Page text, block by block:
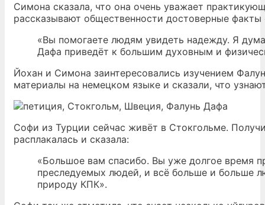
Симона сказала, что она очень уважает
рассказывают общественности достоверные
«Вы помогаете людям увидеть надежду. Я
Дафа приведёт к большим духовным и
Йохан и Симона заинтересовались изучением
материалы на немецком языке и сказали, что
Софи из Турции сейчас живёт в Стокгольме.
расплакалась и сказала:
«Большое вам спасибо. Вы уже долгое время
преследуемых людей, и всё больше и больше
природу КПК».